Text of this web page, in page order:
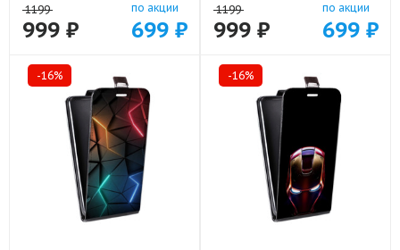
1199
999 ₽
по акции
699 ₽
1199
999 ₽
по акции
699 ₽
-16% -16%